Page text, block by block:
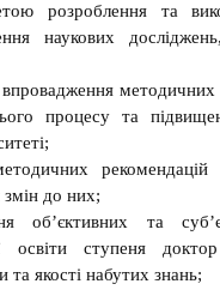
розроблення та
наукових
процесу та
змін до них;
об’єктивних та
освіти ступеня
та якості набутих знань;